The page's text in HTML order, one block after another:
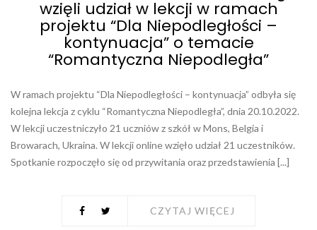
wzięli udział w lekcji w ramach
projektu “Dla Niepodległości –
kontynuacja” o temacie
“Romantyczna Niepodległa”
W ramach projektu “Dla Niepodległości – kontynuacja” odbyła się
kolejna lekcja z cyklu “Romantyczna Niepodległa”, dnia 20.10.2022.
W lekcji uczestniczyło 21 uczniów z szkół w Mons, Belgia i
Browarach, Ukraina. W lekcji online wzięło udział 21 uczestników.
Spotkanie rozpoczęło się od przywitania oraz przedstawienia [...]
CZYTAJ WIĘCEJ